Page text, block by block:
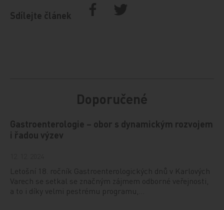
Sdílejte článek
Doporučené
Gastroenterologie – obor s dynamickým rozvojem
i řadou výzev
Letošní 18. ročník Gastroenterologických dnů v Karlových
Varech se setkal se značným zájmem odborné veřejnosti,
a to i díky velmi pestrému programu,…